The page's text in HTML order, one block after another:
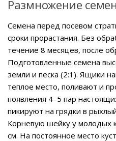
Размножение
Семена перед посевом
сроки прорастания. Без
течение 8 месяцев, после
Подготовленные семена
земли и песка (2:1). Ящики
теплое место, поливают и
появления 4–5 пар
пикируют на грядки в
Корневую шейку у молодых
см. На постоянное место